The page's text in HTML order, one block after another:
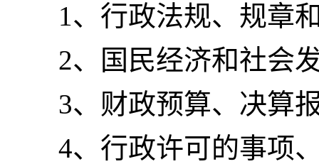
1、行政法规、规章
2、国民经济和社会
3、财政预算、决算
4、行政许可的事项